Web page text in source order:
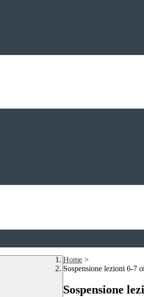
Home >
Sospensione lezioni 6-7
Sospensione